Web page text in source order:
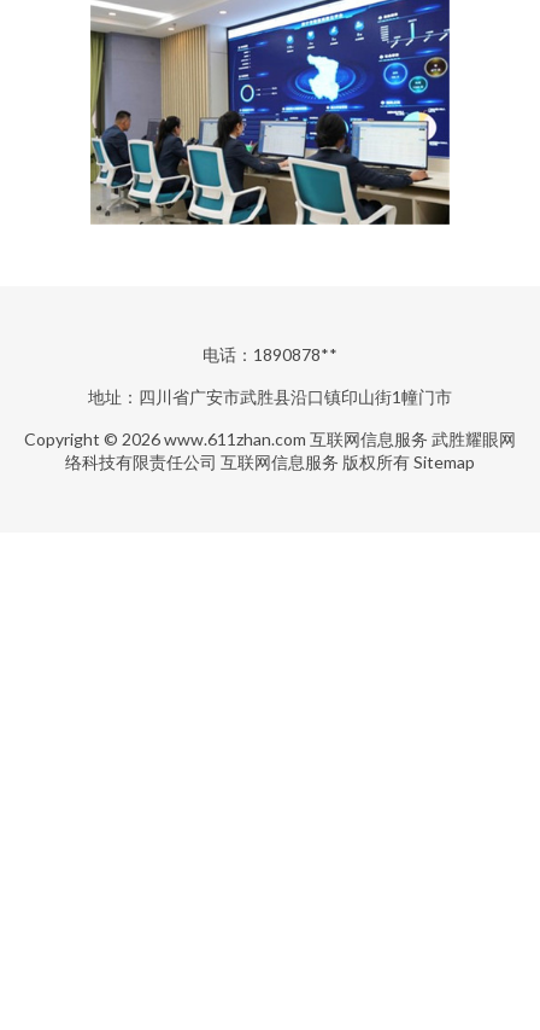
电话：1890878**
地址：四川省广安市武胜县沿口镇印山街1幢门市
Copyright © 2026www.611zhan.com 互联网信息服务 武胜耀眼网
络科技有限责任公司 互联网信息服务 版权所有Sitemap